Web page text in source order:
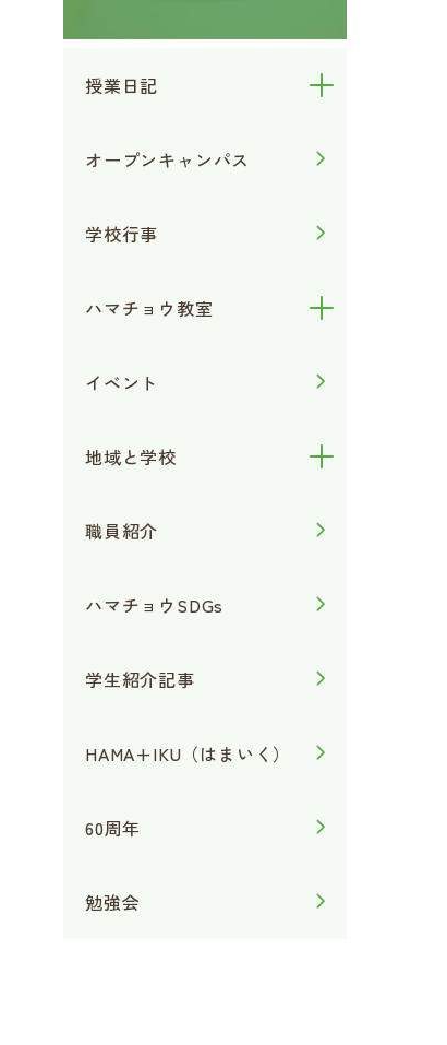
授業日記
オープンキャンパス
学校行事
ハマチョウ教室
イベント
地域と学校
職員紹介
ハマチョウSDGs
学生紹介記事
HAMA+IKU（はまいく）
60周年
勉強会